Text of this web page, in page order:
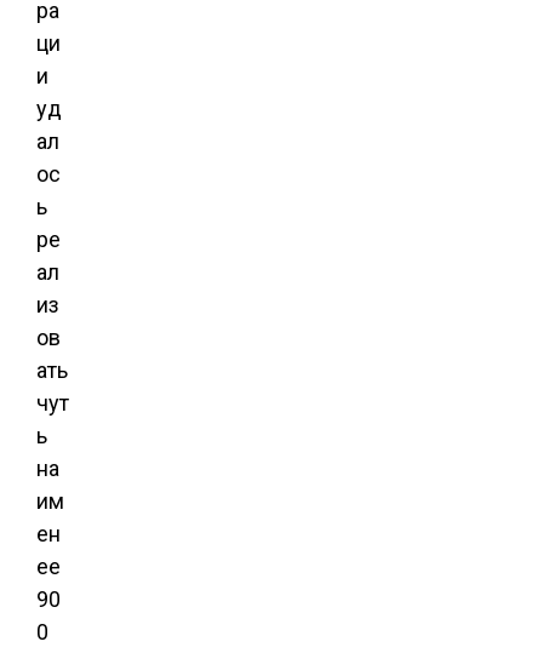
ра
ци
и
уд
ал
ос
ь
ре
ал
из
ов
ать
чут
ь
на
им
ен
ее
90
0